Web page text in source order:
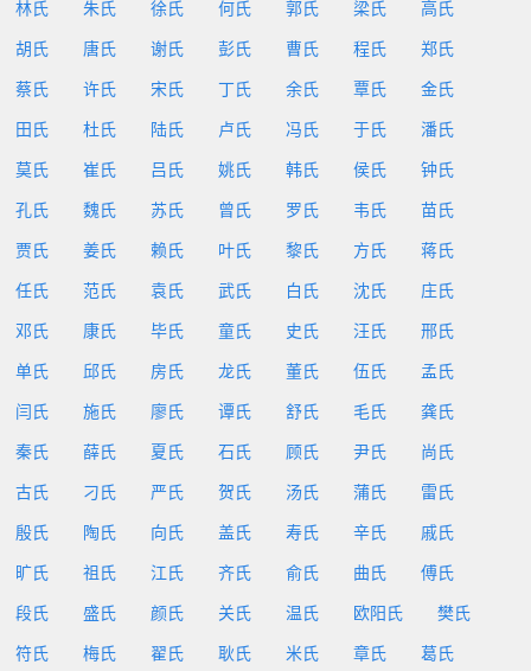
林氏 朱氏 徐氏 何氏 郭氏 梁氏 高氏
胡氏 唐氏 谢氏 彭氏 曹氏 程氏 郑氏
蔡氏 许氏 宋氏 丁氏 余氏 覃氏 金氏
田氏 杜氏 陆氏 卢氏 冯氏 于氏 潘氏
莫氏 崔氏 吕氏 姚氏 韩氏 侯氏 钟氏
孔氏 魏氏 苏氏 曾氏 罗氏 韦氏 苗氏
贾氏 姜氏 赖氏 叶氏 黎氏 方氏 蒋氏
任氏 范氏 袁氏 武氏 白氏 沈氏 庄氏
邓氏 康氏 毕氏 童氏 史氏 汪氏 邢氏
单氏 邱氏 房氏 龙氏 董氏 伍氏 孟氏
闫氏 施氏 廖氏 谭氏 舒氏 毛氏 龚氏
秦氏 薛氏 夏氏 石氏 顾氏 尹氏 尚氏
古氏 刁氏 严氏 贺氏 汤氏 蒲氏 雷氏
殷氏 陶氏 向氏 盖氏 寿氏 辛氏 戚氏
旷氏 祖氏 江氏 齐氏 俞氏 曲氏 傅氏
段氏 盛氏 颜氏 关氏 温氏 欧阳氏 樊氏
符氏 梅氏 翟氏 耿氏 米氏 章氏 葛氏